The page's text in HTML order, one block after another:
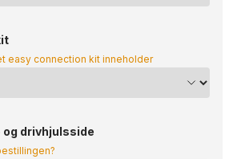
easy connection kit inneholder
drivhjulsside